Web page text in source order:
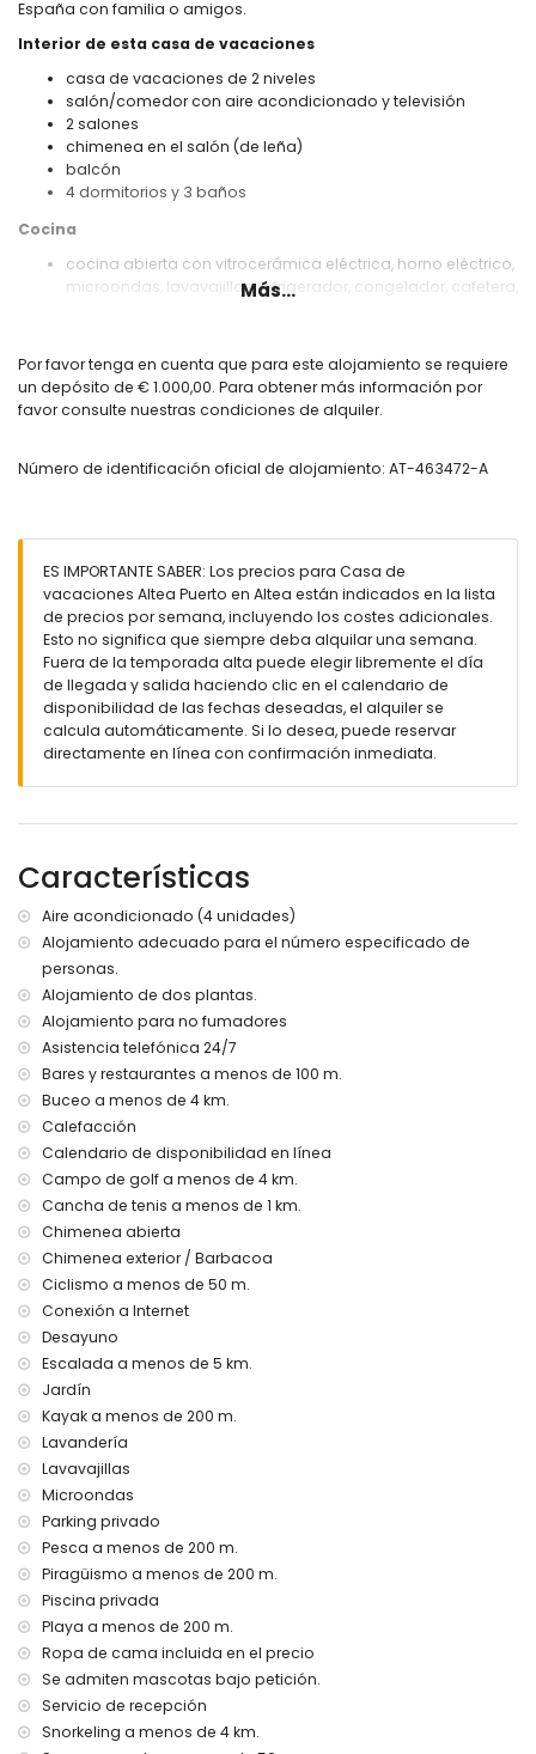
España con familia o amigos.
Interior de esta casa de vacaciones
casa de vacaciones de 2 niveles
salón/comedor con aire acondicionado y televisión
2 salones
chimenea en el salón (de leña)
balcón
4 dormitorios y 3 baños
Cocina
cocina abierta con vitrocerámica eléctrica, horno eléctrico,
microondas, lavavajillas, refrigerador, congelador, cafetera,
dormitorio con aire acondicionado, cama king-size,
ventilador y baño en suite
dormitorio con aire acondicionado, cama de matrimonio y
baño en suite con lavabo doble, bañera, ducha, bidet y
aseo
baño con lavabo individual, bañera, ducha, bidet y aseo
baño con lavabo individual, ducha y aseo
Exterior de esta casa de vacaciones
terreno cerrado
piscina privada de 8m x 4m y 1.8m de profundidad
hermoso jardín con césped y árboles, y mobiliario de
jardín con tumbonas
terraza en la azotea
pueblo más cercano: Altea (a menos de 50 metros de la
casa)
playa más cercana: Playa de Altea (a menos de 200
metros de la casa)
puerto más cercano: Altea (a menos de 200 metros de la
casa)
aeropuerto más cercano: Alicante (a menos de 100
kilómetros de la casa)
segundo aeropuerto más cercano: Valencia (> 100
transporte público cercano: autobús a menos de 200
metros y tren a menos de 500 metros
no se permite fumar
consultar si se permiten mascotas
El alojamiento es muy adecuado para familias con niños,
sesiones de fotos y sesiones de yoga
Servicios e instalaciones incluidos en el precio de alquiler
de esta casa de vacaciones
internet (WiFi)
aspiradora y plancha y tabla de planchar
ropa de cama y toallas
servicio de recepción y servicio de emergencias 24 horas
Servicios e instalaciones con cargo adicional
servicio de aeropuerto
servicio de lavandería
calefacción central y aire acondicionado
cama/cuna para niños (bajo demanda)
Actividades de entretenimiento y ocio para sus vacaciones
en Altea, Costa Blanca
bar y paseo marítimo (Paseo Marítimo de Altea) (a menos
de 500 metros de la casa)
cine, discoteca y parque de atracciones (Terra Mítica) (a
Más...
Por favor tenga en cuenta que para este alojamiento se requiere
un depósito de € 1.000,00. Para obtener más información por
favor consulte nuestras condiciones de alquiler.
Número de identificación oficial de alojamiento: AT-463472-A
ES IMPORTANTE SABER: Los precios para Casa de
vacaciones Altea Puerto en Altea están indicados en la lista
de precios por semana, incluyendo los costes adicionales.
Esto no significa que siempre deba alquilar una semana.
Fuera de la temporada alta puede elegir libremente el día
de llegada y salida haciendo clic en el calendario de
disponibilidad de las fechas deseadas, el alquiler se
calcula automáticamente. Si lo desea, puede reservar
directamente en línea con confirmación inmediata.
Características
Aire acondicionado (4 unidades)
Alojamiento adecuado para el número especificado de
personas.
Alojamiento de dos plantas.
Alojamiento para no fumadores
Asistencia telefónica 24/7
Bares y restaurantes a menos de 100 m.
Buceo a menos de 4 km.
Calefacción
Calendario de disponibilidad en línea
Campo de golf a menos de 4 km.
Cancha de tenis a menos de 1 km.
Chimenea abierta
Chimenea exterior / Barbacoa
Ciclismo a menos de 50 m.
Conexión a Internet
Desayuno
Escalada a menos de 5 km.
Jardín
Kayak a menos de 200 m.
Lavandería
Lavavajillas
Microondas
Parking privado
Pesca a menos de 200 m.
Piragüismo a menos de 200 m.
Piscina privada
Playa a menos de 200 m.
Ropa de cama incluida en el precio
Se admiten mascotas bajo petición.
Servicio de recepción
Snorkeling a menos de 4 km.